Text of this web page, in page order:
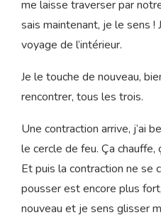
souhaite toucher la tête. Je
mon corps fait tout le
pour la première fois.
Les poussées se suivent les
me laisse traverser par
sais maintenant, je le sens !
voyage de l’intérieur.
Je le touche de nouveau,
rencontrer, tous les trois.